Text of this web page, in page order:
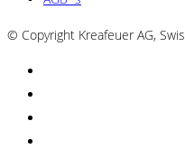
© Copyright Kreafeuer AG,